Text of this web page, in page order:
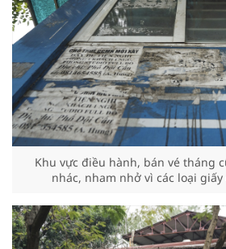
Khu vực điều hành, bán vé tháng
nhác, nham nhở vì các loại